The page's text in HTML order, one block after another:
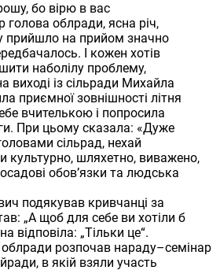
бо вірю в вас
облради, ясна річ,
прийшло на прийом значно
І кожен хотів
наболілу проблему,
виході із сільради Михайла
приємної зовнішності літня
вчителькою і попросила
При цьому сказала: «Дуже
сільрад, нехай
культурно, шляхетно, виважено,
обов’язки та людська
подякував кривчанці за
„А щоб для себе ви хотіли б
відповіла: „Тільки це“.
розпочав нараду–семінар
в якій взяли участь